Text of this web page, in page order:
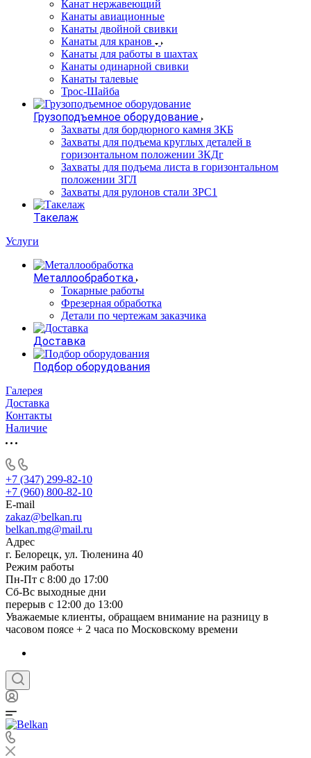
Канат нержавеющий
Канаты авиационные
Канаты двойной свивки
Канаты для кранов
Канаты для работы в шахтах
Канаты одинарной свивки
Канаты талевые
Трос-Шайба
Грузоподъемное оборудование
Захваты для бордюрного камня ЗКБ
Захваты для подъема круглых деталей в
горизонтальном положении ЗКДг
Захваты для подъема листа в горизонтальном
положении ЗГЛ
Захваты для рулонов стали ЗРС1
Такелаж
Услуги
Металлообработка
Токарные работы
Фрезерная обработка
Детали по чертежам заказчика
Доставка
Подбор оборудования
Галерея
Доставка
Контакты
Наличие
+7 (347) 299-82-10
+7 (960) 800-82-10
E-mail
zakaz@belkan.ru
belkan.mg@mail.ru
Адрес
г. Белорецк, ул. Тюленина 40
Режим работы
Пн-Пт с 8:00 до 17:00
Сб-Вс выходные дни
перерыв с 12:00 до 13:00
Уважаемые клиенты, обращаем внимание на разницу в
часовом поясе + 2 часа по Московскому времени